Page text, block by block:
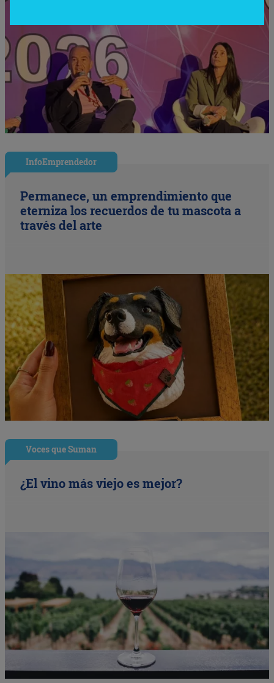
InfoEmprendedor
Permanece, un emprendimiento que
eterniza los recuerdos de tu mascota a
través del arte
Voces que Suman
¿El vino más viejo es mejor?